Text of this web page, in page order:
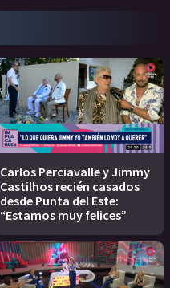
Carlos Perciavalle y Jimmy
Castilhos recién casados
desde Punta del Este:
“Estamos muy felices”